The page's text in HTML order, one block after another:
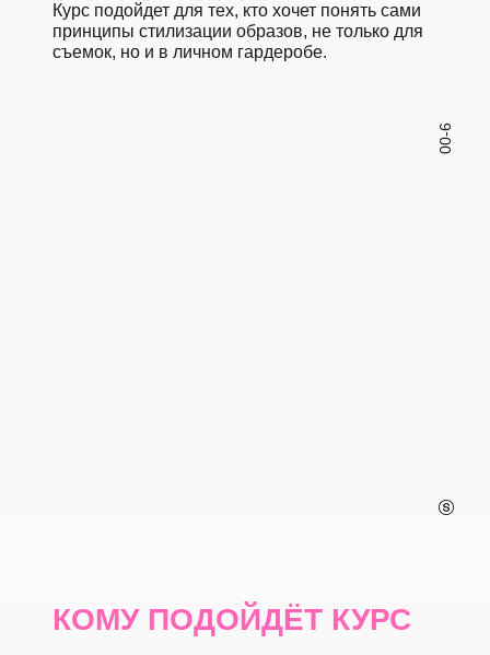
Курс подойдет для тех, кто хочет понять сами
принципы стилизации образов, не только для
съемок, но и в личном гардеробе.
00-6
КОМУ ПОДОЙДЁТ КУРС